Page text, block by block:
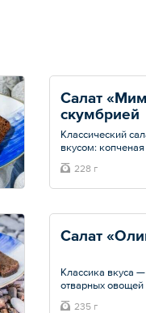
Салат
скумбрией
Классический
вкусом:
сочетается с
картофелем и
пропитаны
ароматного
Общий вес – 228
228 г
Салат
Классика вкуса
отварных
зеленым
235 г